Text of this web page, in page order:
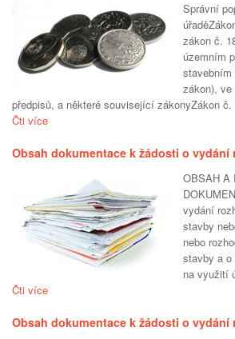
Správní
zákon č.
územním
stavebním
zákon),
předpisů, a některé související zákonyZákon č.
Čti více
Obsah dokumentace k žádosti o
OBSAH A
vydání
stavby
nebo
stavby a
na využití
Čti více
Obsah dokumentace k žádosti o